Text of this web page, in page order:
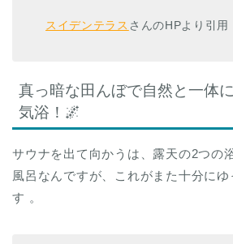
スイデンテラス さんのHPより引用
真っ暗な田んぼで自然と一体
気浴！🌌
サウナを出て向かうは、露天の2つの
風呂なんですが、これがまた十分に
す 。